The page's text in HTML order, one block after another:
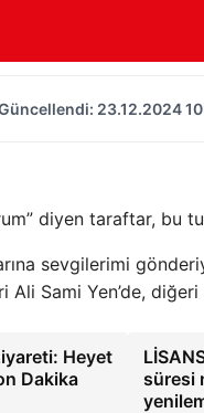
23.12.2024
diyen taraftar, bu
sevgilerimi
Sami Yen’de,
Heyet
Dakika
süresi